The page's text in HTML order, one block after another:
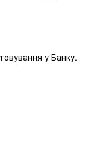
у Банку.